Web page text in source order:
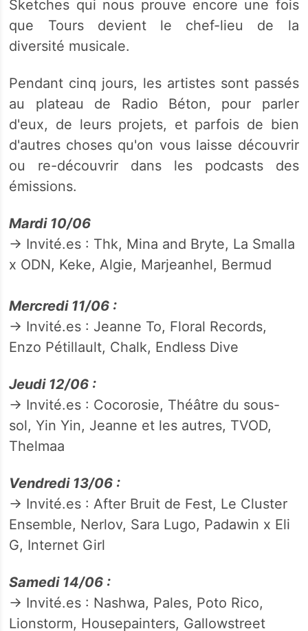
Sketches qui nous prouve encore une fois
que Tours devient le chef-lieu de la
diversité musicale.
Pendant cinq jours, les artistes sont passés
au plateau de Radio Béton, pour parler
d'eux, de leurs projets, et parfois de bien
d'autres choses qu'on vous laisse découvrir
ou re-découvrir dans les podcasts des
émissions.
Mardi 10/06
→ Invité.es : Thk, Mina and Bryte, La Smalla
x ODN, Keke, Algie, Marjeanhel, Bermud
Mercredi 11/06 :
→ Invité.es : Jeanne To, Floral Records,
Enzo Pétillault, Chalk, Endless Dive
Jeudi 12/06 :
→ Invité.es : Cocorosie, Théâtre du sous-
sol, Yin Yin, Jeanne et les autres, TVOD,
Thelmaa
Vendredi 13/06 :
→ Invité.es : After Bruit de Fest, Le Cluster
Ensemble, Nerlov, Sara Lugo, Padawin x Eli
G, Internet Girl
Samedi 14/06 :
→ Invité.es : Nashwa, Pales, Poto Rico,
Lionstorm, Housepainters, Gallowstreet